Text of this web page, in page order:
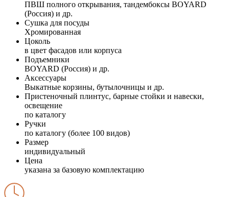
ПВШ полного открывания, тандембоксы BOYARD
(Россия) и др.
Сушка для посуды
Хромированная
Цоколь
в цвет фасадов или корпуса
Подъемники
BOYARD (Россия) и др.
Аксессуары
Выкатные корзины, бутылочницы и др.
Пристеночный плинтус, барные стойки и навески,
освещение
по каталогу
Ручки
по каталогу (более 100 видов)
Размер
индивидуальный
Цена
указана за базовую комплектацию